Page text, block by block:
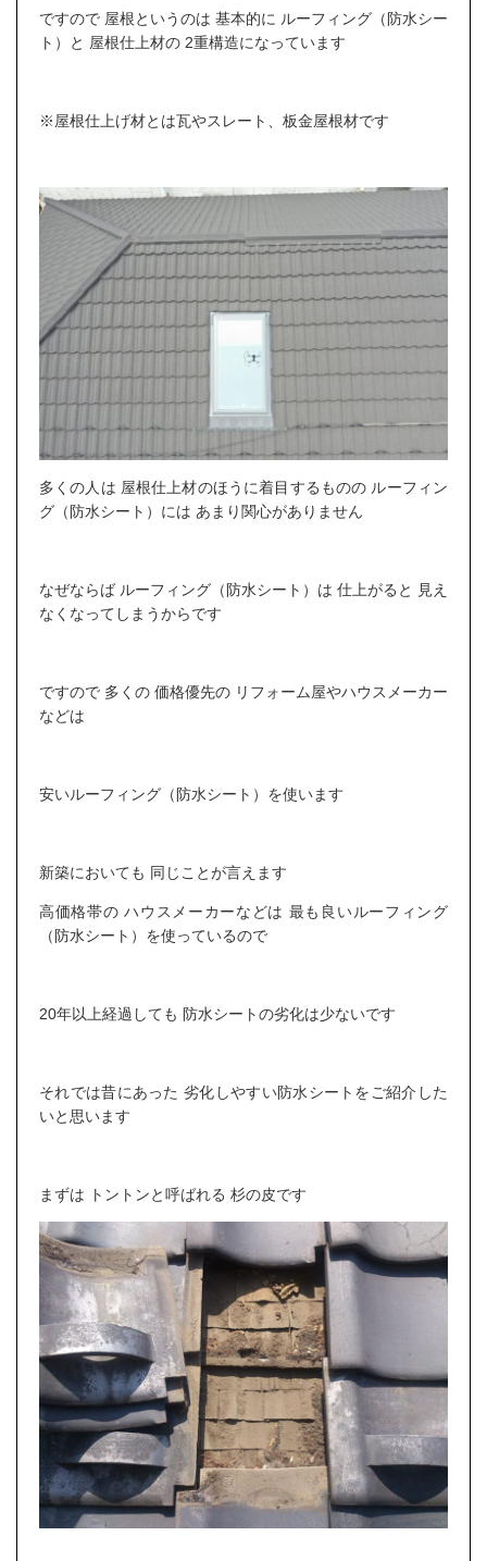
ですので 屋根というのは 基本的に ルーフィング（防水シー
ト）と 屋根仕上材の 2重構造になっています
※屋根仕上げ材とは瓦やスレート、板金屋根材です
多くの人は 屋根仕上材のほうに着目するものの ルーフィン
グ（防水シート）には あまり関心がありません
なぜならば ルーフィング（防水シート）は 仕上がると 見え
なくなってしまうからです
ですので 多くの 価格優先の リフォーム屋やハウスメーカー
などは
安いルーフィング（防水シート）を使います
新築においても 同じことが言えます
高価格帯の ハウスメーカーなどは 最も良いルーフィング
（防水シート）を使っているので
20年以上経過しても 防水シートの劣化は少ないです
それでは昔にあった 劣化しやすい防水シートをご紹介した
いと思います
まずは トントンと呼ばれる 杉の皮です